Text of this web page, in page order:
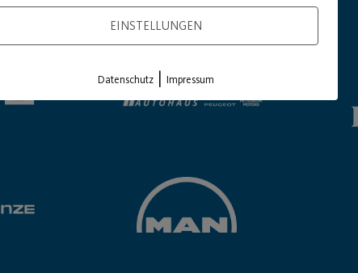
Premium Partner:
EINSTELLUNGEN
Datenschutz | Impressum